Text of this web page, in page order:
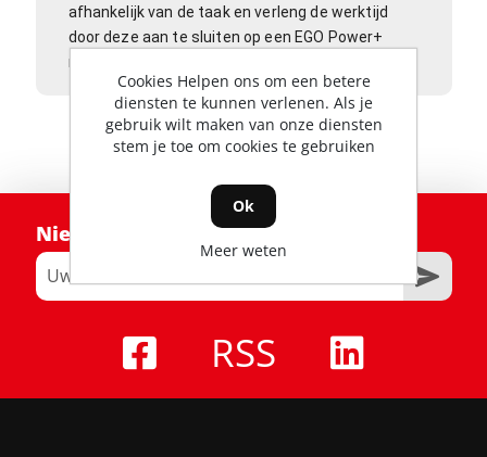
afhankelijk van de taak en verleng de werktijd
door deze aan te sluiten op een EGO Power+
rugzak.
Nieuwsbrief
RSS
Cookies Helpen ons om een betere
diensten te kunnen verlenen. Als je
gebruik wilt maken van onze diensten
stem je toe om cookies te gebruiken
Ok
Meer weten